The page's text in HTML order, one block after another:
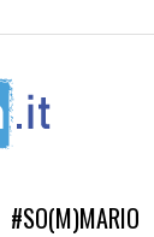
#SO(M)MARIO